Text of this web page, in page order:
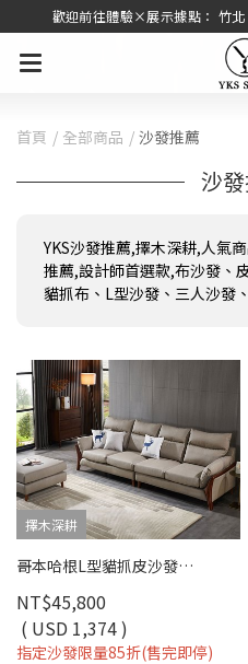
歡迎前往體驗×展示據點： 竹
首頁 全部商品 沙發推薦
沙
YKS沙發推薦,擇木深耕,人氣
推薦,設計師首選款,布沙發、
貓抓布、L型沙發、三人沙發
擇木深耕
哥本哈根L型貓抓皮沙發｜SGS貓抓皮×高彈力坐墊×移動式腳椅 – 擇木深耕
NT$45,800
( USD 1,374 )
指定沙發限量85折(售完即停)